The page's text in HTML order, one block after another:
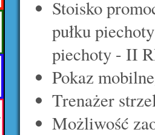
Stoisko
pułku
piechoty - II
Pokaz
Trenażer
Możliwość